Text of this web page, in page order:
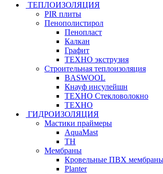
ТЕПЛОИЗОЛЯЦИЯ
PIR плиты
Пенополистирол
Пенопласт
Калкан
Графит
ТЕХНО экструзия
Строительная теплоизоляция
BASWOOL
Кнауф инсулейшн
ТЕХНО Стекловолокно
ТЕХНО
ГИДРОИЗОЛЯЦИЯ
Мастики праймеры
AquaMast
ТН
Мембраны
Кровельные ПВХ
Planter